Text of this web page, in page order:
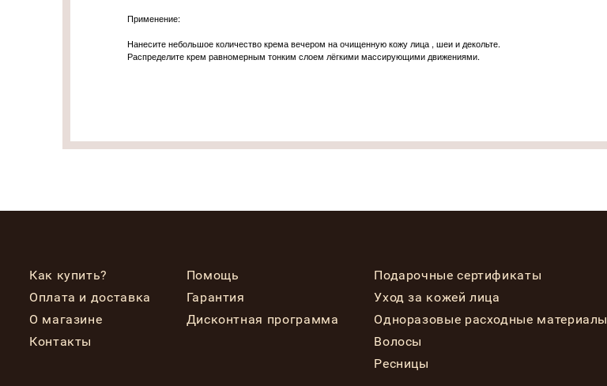
Применение:
Нанесите небольшое количество крема вечером на очищенную кожу лица , шеи и декольте.
Распределите крем равномерным тонким слоем лёгкими массирующими движениями.
Как купить?
Оплата и доставка
О магазине
Контакты
Помощь
Гарантия
Дисконтная программа
Подарочные сертификаты
Уход за кожей лица
Одноразовые расходные материалы
Волосы
Ресницы